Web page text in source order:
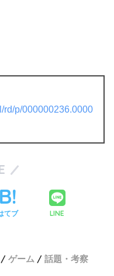
rd/p/000000236.0000
てブ LINE
ゲーム 話題・考察